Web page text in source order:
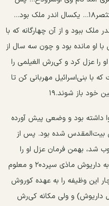
بمرد و از او پسری بماند به نام اوبلتثصر۱۸... یکسال اندر ملک بود...
ببود و از آن چهارگانه که با
او مانده بود و چون سه سال از
عزل کرد و کی‌رش الغیلمی را
با بنی‌اسرائیل مهربانی کن تا
خود باز شوند.۱۹
داشته بود و وضعی پیش آورده
بیت‌المقدس شده بود. پس از
شد، بهمن فرمان عزل او را
صادر کرد و حکومت حدود بابل را به داریوش ماذی سپرد۲۰ و معلوم
این وظیفه را به عهده کوروش
داریوش) و ولی مکانه کی‌رش